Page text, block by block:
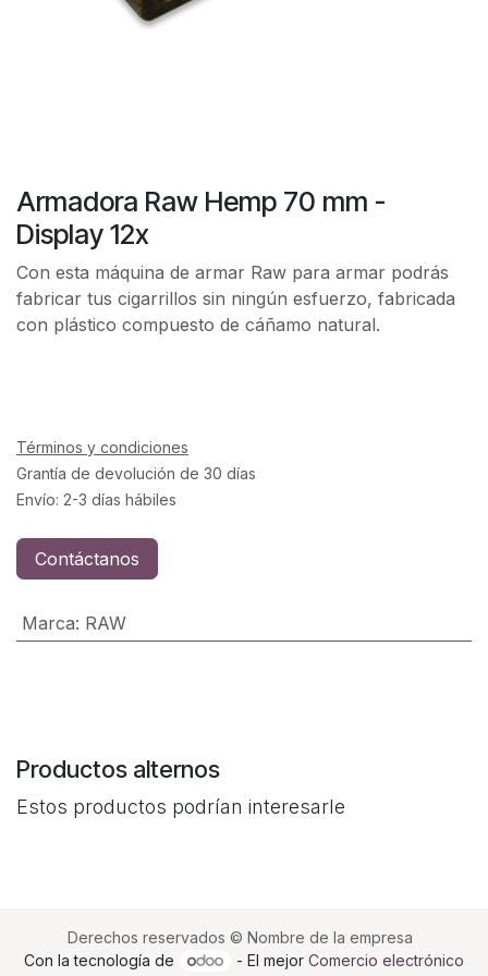
Armadora Raw Hemp 70 mm -
Display 12x
Con esta máquina de armar Raw para armar podrás
fabricar tus cigarrillos sin ningún esfuerzo, fabricada
con plástico compuesto de cáñamo natural.
Términos y condiciones
Grantía de devolución de 30 días
Envío: 2-3 días hábiles
Contáctanos
Marca: RAW
Productos alternos
Estos productos podrían interesarle
Derechos reservados © Nombre de la empresa
Con la tecnología de
- El mejor Comercio electrónico